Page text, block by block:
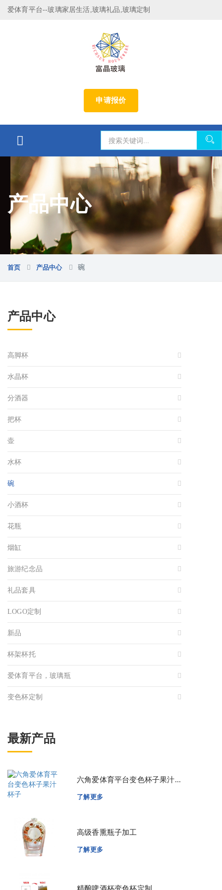
爱体育平台--玻璃家居生活,玻璃礼品,玻璃定制
申请报价
产品中心
首页 产品中心 碗
产品中心
高脚杯
水晶杯
分酒器
把杯
壶
水杯
碗
小酒杯
花瓶
烟缸
旅游纪念品
礼品套具
LOGO定制
新品
杯架杯托
爱体育平台，玻璃瓶
变色杯定制
最新产品
六角爱体育平台变色杯子果汁...
了解更多
高级香熏瓶子加工
了解更多
精酿啤酒杯变色杯定制